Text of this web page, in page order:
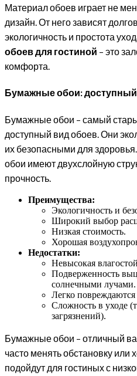
Материал обоев играет не
дизайн. От него зависят
экологичность и простота
обоев для гостиной – это
комфорта.
Бумажные обои:
Бумажные обои – самый
доступный вид обоев. Они
их безопасными для
обои имеют двухслойную
прочность.
Преимущества:
Экологичность и
Широкий выбор
Низкая стоимость.
Хорошая
Недостатки:
Невысокая
Подверженность
солнечными лучами.
Легко
Сложность в уходе
загрязнений).
Бумажные обои – отличный
часто менять обстановку или
подойдут для гостиных с